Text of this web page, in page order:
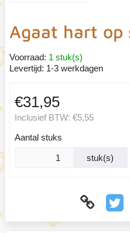
Agaat hart op
Voorraad: 1 stuk(s)
Levertijd: 1-3 werkdagen
€31,95
Inclusief BTW: €5,55
Aantal stuks
stuk(s)